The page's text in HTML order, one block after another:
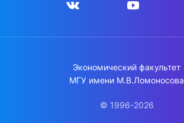
Экономический факультет
МГУ имени М.В.Ломоносова
© 1996-2026